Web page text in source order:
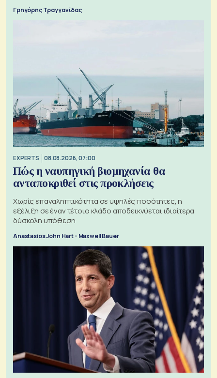
Γρηγόρης Τραγγανίδας
EXPERTS 08.08.2026, 07:00
Πώς η ναυπηγική βιομηχανία θα
ανταποκριθεί στις προκλήσεις
Χωρίς επαναληπτικότητα σε υψηλές ποσότητες, η
εξέλιξη σε έναν τέτοιο κλάδο αποδεικνύεται ιδιαίτερα
δύσκολη υπόθεση
Anastasios John Hart - Maxwell Bauer